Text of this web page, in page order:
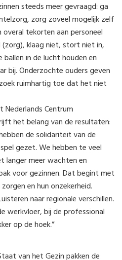
steeds meer gevraagd: ga
zorg zoveel mogelijk zelf
tekorten aan personeel
klaag niet, stort niet in,
in de lucht houden en
bij. Onderzochte ouders geven
ruimhartig toe dat het niet
Nederlands Centrum
het belang van de resultaten:
de solidariteit van de
gezet. We hebben te veel
langer meer wachten en
voor gezinnen. Dat begint met
en hun onzekerheid.
naar regionale verschillen.
werkvloer, bij de professional
op de hoek.”
van het Gezin pakken de